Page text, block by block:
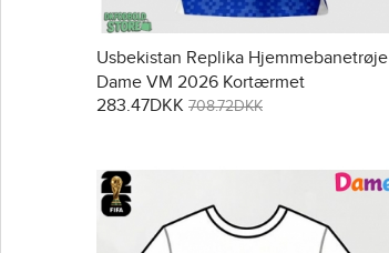
Usbekistan Replika Hjemmebanetrøje
Dame VM 2026 Kortærmet
283.47DKK 708.72DKK